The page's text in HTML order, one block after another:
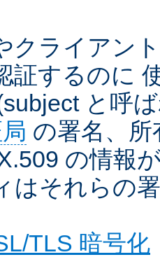
クライアン
証するのに
と呼
の署名、
の情報
はそれらの
TLS 暗号化